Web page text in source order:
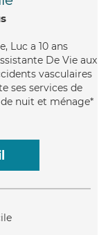
Luc a 10 ans
De Vie aux
vasculaires
ses services de
nuit et ménage*